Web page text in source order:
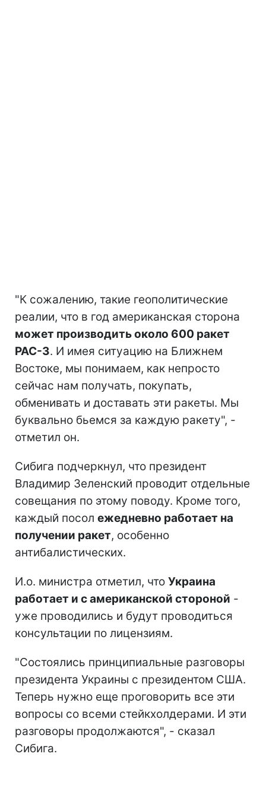
"К сожалению, такие геополитические
реалии, что в год американская сторона
может производить около 600 ракет
PAC-3. И имея ситуацию на Ближнем
Востоке, мы понимаем, как непросто
сейчас нам получать, покупать,
обменивать и доставать эти ракеты. Мы
буквально бьемся за каждую ракету", -
отметил он.
Сибига подчеркнул, что президент
Владимир Зеленский проводит отдельные
совещания по этому поводу. Кроме того,
каждый посол ежедневно работает на
получении ракет, особенно
антибалистических.
И.о. министра отметил, что Украина
работает и с американской стороной -
уже проводились и будут проводиться
консультации по лицензиям.
"Состоялись принципиальные разговоры
президента Украины с президентом США.
Теперь нужно еще проговорить все эти
вопросы со всеми стейкхолдерами. И эти
разговоры продолжаются", - сказал
Сибига.